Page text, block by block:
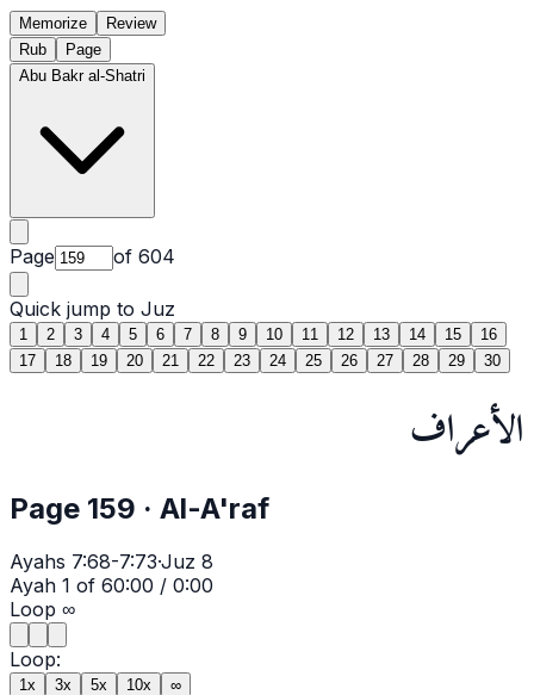
Memorize
Review
Rub
Page
Abu Bakr al-Shatri
Page of 604
Quick jump to Juz
1 2 3 4 5 6 7 8 9 10 11 12 13 14 15
16
17
18 19 20 21 22 23 24 25 26 27 28 29 30
الأعراف
Page 159 · Al-A'raf
Ayahs 7:68-7:73·Juz 8
Ayah 1 of 60:00 / 0:00
Loop ∞
Loop:
1x 3x 5x 10x ∞